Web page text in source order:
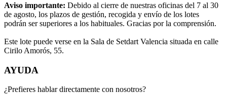
Aviso importante: Debido al cierre de nuestras oficinas del 7 al 30
de agosto, los plazos de gestión, recogida y envío de los lotes
podrán ser superiores a los habituales. Gracias por la comprensión.
Este lote puede verse en la Sala de Setdart Valencia situada en calle
Cirilo Amorós, 55.
AYUDA
¿Prefieres hablar directamente con nosotros?